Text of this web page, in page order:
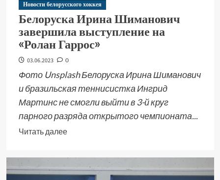
Новости белорусского хоккея
Белоруска Ирина Шиманович
завершила выступление на
«Ролан Гаррос»
03.06.2023 0
Фото Unsplash Белоруска Ирина Шиманович
и бразильская теннисистка Ингрид
Мартинс не смогли выйти в 3-й круг
парного разряда открытого чемпионата...
Читать далее